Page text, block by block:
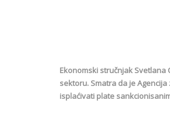
Ekonomski stručnjak
sektoru. Smatra da je
isplaćivati plate